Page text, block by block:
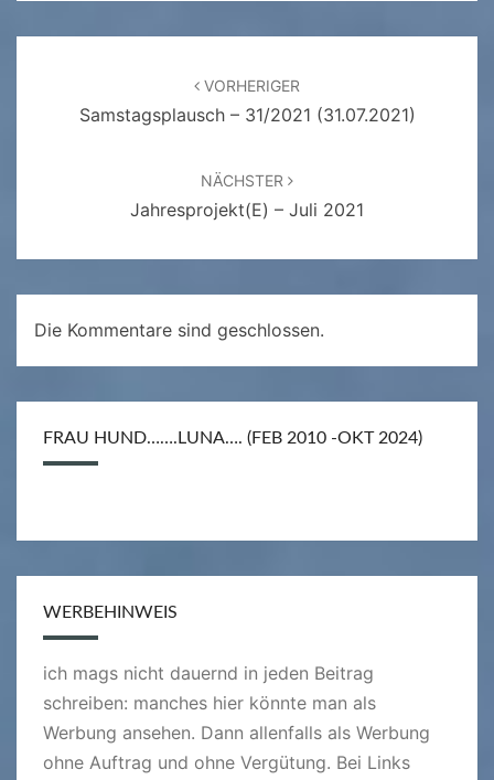
VORHERIGER
Samstagsplausch – 31/2021 (31.07.2021)
NÄCHSTER
Jahresprojekt(e) – Juli 2021
Die Kommentare sind geschlossen.
FRAU HUND…….LUNA…. (FEB 2010 -OKT 2024)
WERBEHINWEIS
ich mags nicht dauernd in jeden Beitrag
schreiben: manches hier könnte man als
Werbung ansehen. Dann allenfalls als Werbung
ohne Auftrag und ohne Vergütung. Bei Links